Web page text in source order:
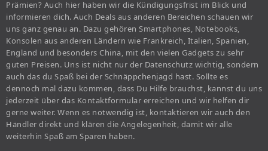
Prämien? Auch hier haben wir die Kündigungsfrist im Blick und
informieren dich. Auch Deals aus anderen Bereichen schauen wir
uns ganz genau an. Dazu gehören Smartphones, Notebooks,
Konsolen aus anderen Ländern wie Frankreich, Italien, Spanien,
England und besonders China, mit den vielen Gadgets zu sehr
guten Preisen. Uns ist nicht nur der Datenschutz wichtig, sondern
auch das du Spaß bei der Schnäppchenjagd hast. Sollte es
dennoch mal dazu kommen, dass Du Hilfe brauchst, kannst du uns
jederzeit über das Kontaktformular erreichen und wir helfen dir
gerne weiter. Wenn es notwendig ist, kontaktieren wir auch den
Händler direkt und klären die Angelegenheit, damit wir alle
weiterhin Spaß am Sparen haben.